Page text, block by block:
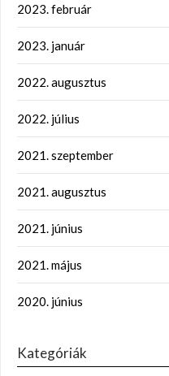
2023. február
2023. január
2022. augusztus
2022. július
2021. szeptember
2021. augusztus
2021. június
2021. május
2020. június
Kategóriák